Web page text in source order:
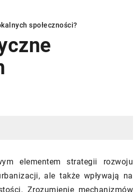
społeczności?
elementem strategii rozwoju
ale także wpływają na
Zrozumienie mechanizmów
INSTALACJE
04/2026